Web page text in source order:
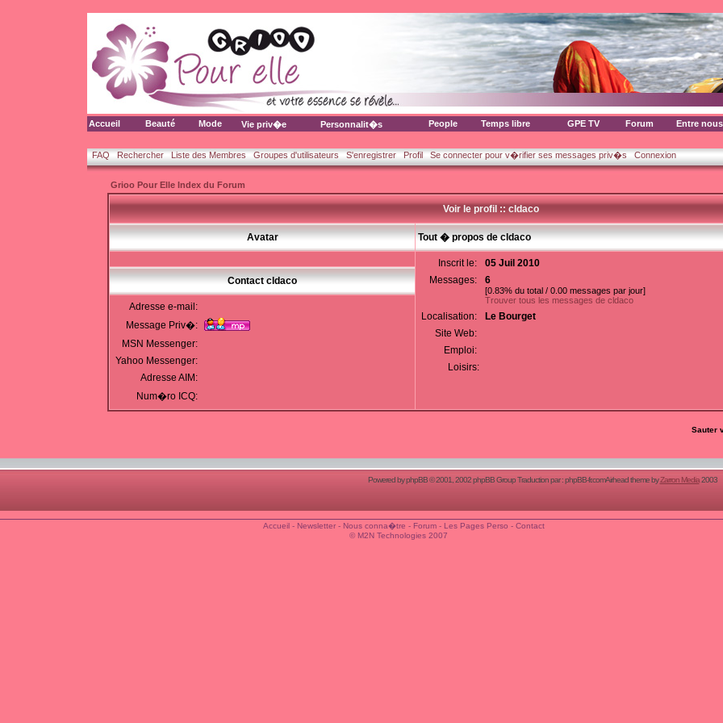
Accueil Beauté Mode Vie priv�e Personnalit�s People Temps libre GPE TV Forum Entre nous
FAQ Rechercher Liste des Membres Groupes d'utilisateurs S'enregistrer Profil Se connecter pour v�rifier ses messages priv�s Connexion
Grioo Pour Elle Index du Forum
Voir le profil :: cldaco
Avatar Tout � propos de cldaco
Inscrit le:
05 Juil 2010
Messages:
6
[0.83% du total / 0.00 messages par jour]
Trouver tous les messages de cldaco
Localisation:
Le Bourget
Site Web:
Emploi:
Loisirs:
Contact cldaco
Adresse e-mail:
Message Priv�:
MSN Messenger:
Yahoo Messenger:
Adresse AIM:
Num�ro ICQ:
Sauter
Powered byphpBB© 2001, 2002 phpBB Group Traduction par :phpBB-fr.comAirhead theme byZarron Media2003
Accueil- Newsletter- Nous conna�tre - Forum- Les Pages Perso - Contact
© M2N Technologies 2007